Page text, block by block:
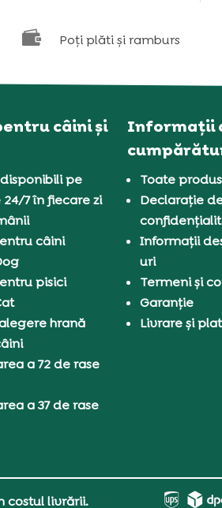
 Poți plăti și ramburs
câini și
pe
7 în fiecare zi
câini
pisici
hrană
a 72 de rase
a 37 de rase
Informații
Toate
Declarație
Informații
uri
Termeni și
Garanție
Livrare și
costul livrării.